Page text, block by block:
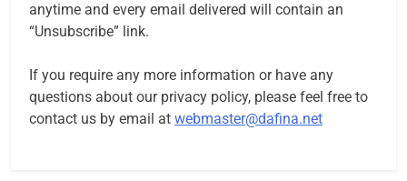
anytime and every email delivered will contain an
“Unsubscribe” link.
If you require any more information or have any
questions about our privacy policy, please feel free to
contact us by email at webmaster@dafina.net